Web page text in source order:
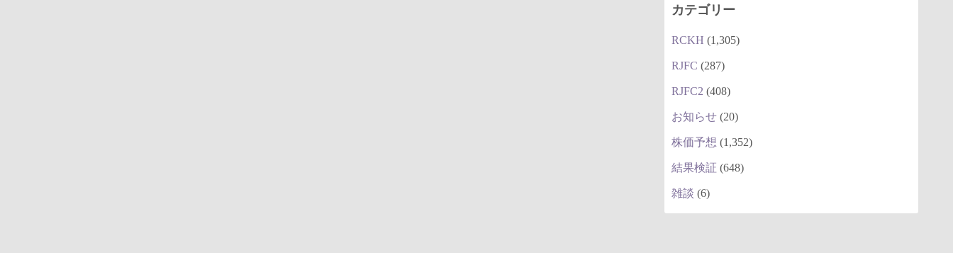
カテゴリー
RCKH (1,305)
RJFC (287)
RJFC2 (408)
お知らせ (20)
株価予想 (1,352)
結果検証 (648)
雑談 (6)